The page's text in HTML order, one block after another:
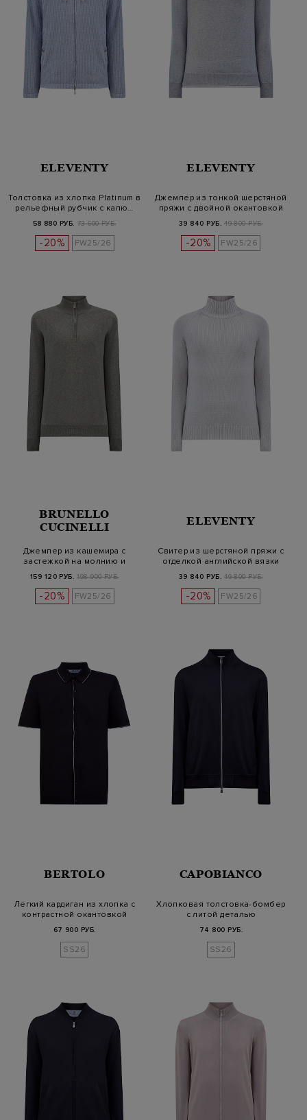
ELEVENTY
Толстовка из хлопка Platinum в
рельефный рубчик с капю…
58 880 РУБ. 73 600 РУБ.
-20% FW25/26
ELEVENTY
Джемпер из тонкой шерстяной
пряжи с двойной окантовкой
39 840 РУБ. 49 800 РУБ.
-20% FW25/26
BRUNELLO
CUCINELLI
Джемпер из кашемира с
застежкой на молнию и
159 120 РУБ. 198 900 РУБ.
-20% FW25/26
ELEVENTY
Свитер из шерстяной пряжи с
отделкой английской вязки
39 840 РУБ. 49 800 РУБ.
-20% FW25/26
BERTOLO
Легкий кардиган из хлопка с
контрастной окантовкой
67 900 РУБ.
SS26
CAPOBIANCO
Хлопковая толстовка-бомбер
с литой деталью
74 800 РУБ.
SS26